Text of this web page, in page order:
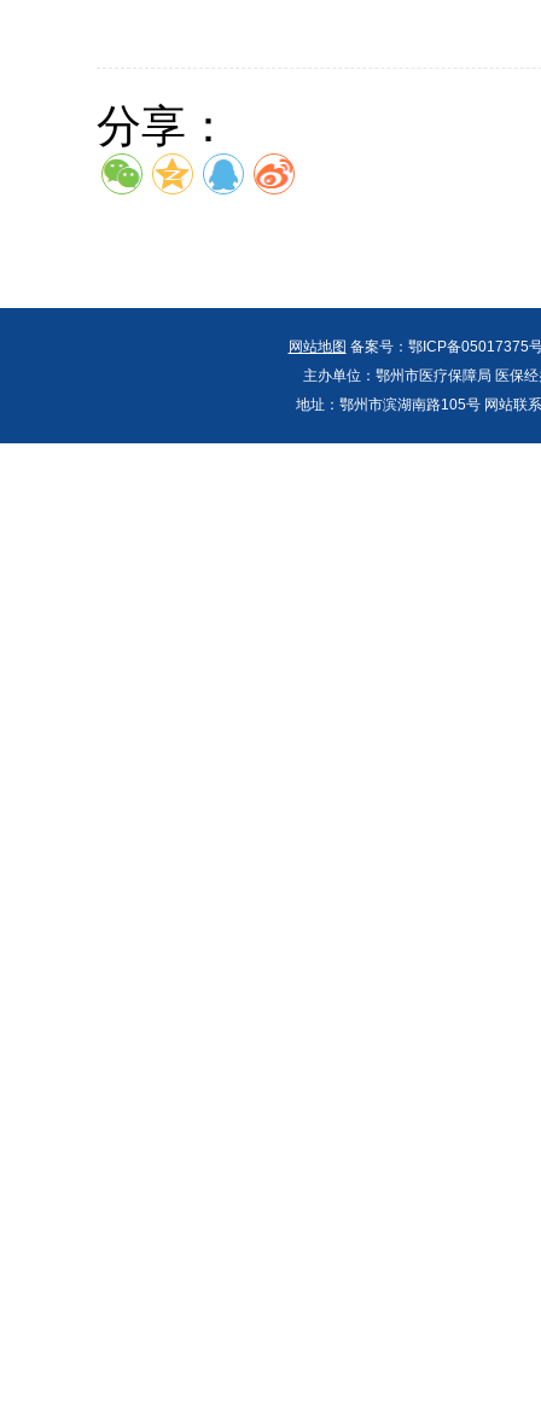
分享：
网站地图 备案号：鄂ICP备05017375
主办单位：鄂州市医疗保障局 医保
地址：鄂州市滨湖南路105号 网站